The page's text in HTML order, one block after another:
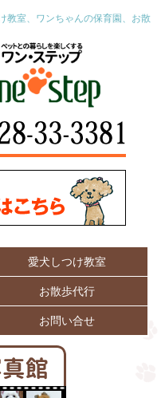
教室、ワンちゃんの保育園、お散
愛犬しつけ教室
お散歩代行
お問い合せ